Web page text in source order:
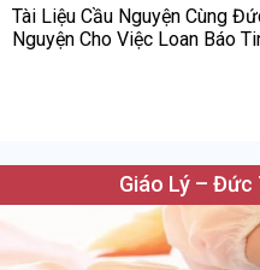
Tài Liệu Cầu Nguyện Cùng
Nguyện Cho Việc Loan Báo
Giáo Lý – Đức